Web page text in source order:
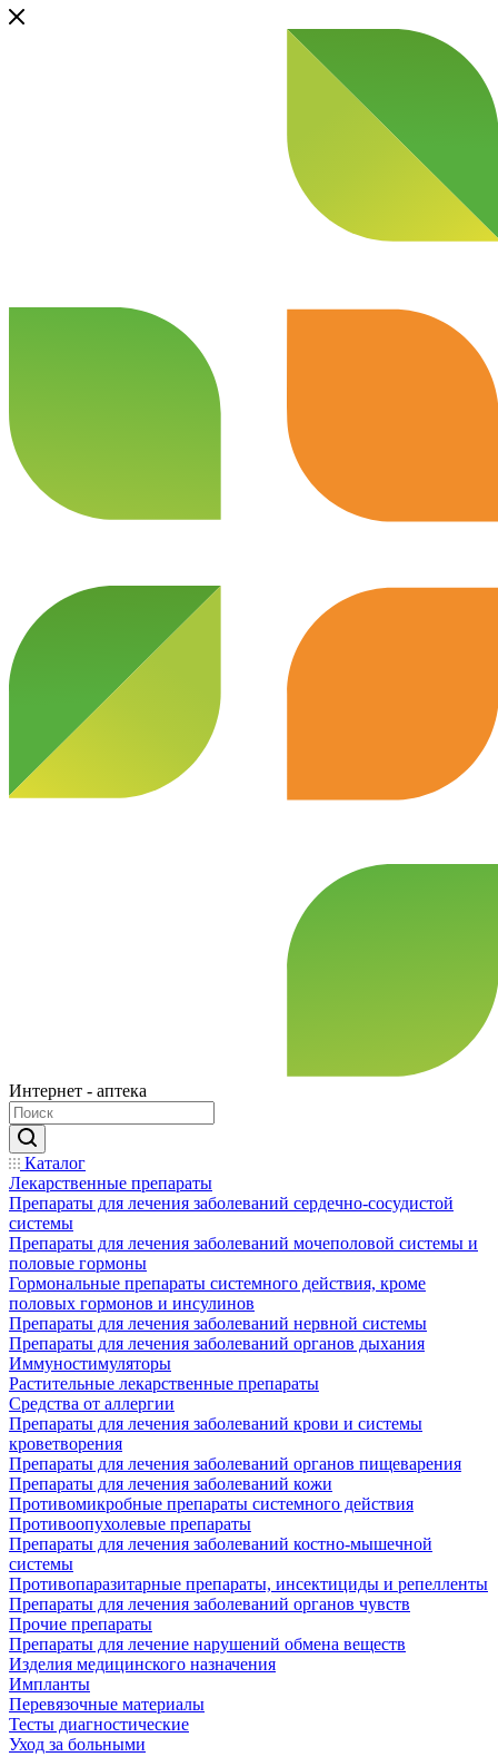
Интернет - аптека
Каталог
Лекарственные препараты
Препараты для лечения заболеваний сердечно-сосудистой
системы
Препараты для лечения заболеваний мочеполовой системы и
половые гормоны
Гормональные препараты системного действия, кроме
половых гормонов и инсулинов
Препараты для лечения заболеваний нервной системы
Препараты для лечения заболеваний органов дыхания
Иммуностимуляторы
Растительные лекарственные препараты
Средства от аллергии
Препараты для лечения заболеваний крови и системы
кроветворения
Препараты для лечения заболеваний органов пищеварения
Препараты для лечения заболеваний кожи
Противомикробные препараты системного действия
Противоопухолевые препараты
Препараты для лечения заболеваний костно-мышечной
системы
Противопаразитарные препараты, инсектициды и репелленты
Препараты для лечения заболеваний органов чувств
Прочие препараты
Препараты для лечение нарушений обмена веществ
Изделия медицинского назначения
Импланты
Перевязочные материалы
Тесты диагностические
Уход за больными